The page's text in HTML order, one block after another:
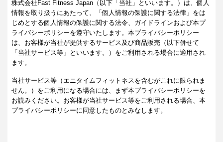
株式会社Fast Fitness Japan（以下「当社」といいます。）は、個人
情報を取り扱うにあたって、「個人情報の保護に関する法律」をは
じめとする個人情報の保護に関する法令、ガイドラインおよび本プ
ライバシーポリシーを遵守いたします。本プライバシーポリシー
は、お客様が当社が提供するサービス及び商品販売（以下併せて
「当社サービス等」といいます。）をご利用される場合に適用され
ます。
当社サービス等（エニタイムフィットネスを含むがこれに限られま
せん。）をご利用になる場合には、まず本プライバシーポリシーを
お読みください。お客様が当社サービス等をご利用される場合、本
プライバシーポリシーに同意したものとみなします。